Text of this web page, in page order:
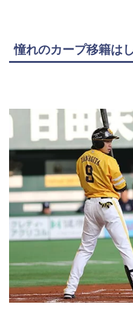
憧れのカープ移籍は